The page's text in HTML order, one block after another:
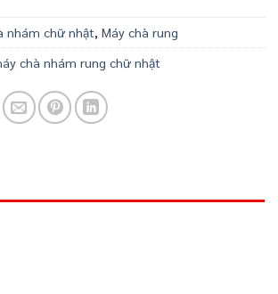
nhám chữ nhật, Máy chà rung
chà nhám rung chữ nhật